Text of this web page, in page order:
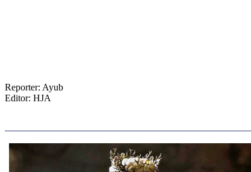
Reporter: Ayub
Editor: HJA